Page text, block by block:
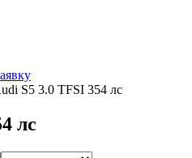
S5 3.0 TFSI 354 лс
лс